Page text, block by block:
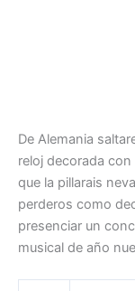
De Alemania
reloj decorada con
que la pillarais
perderos como
presenciar un
musical de año